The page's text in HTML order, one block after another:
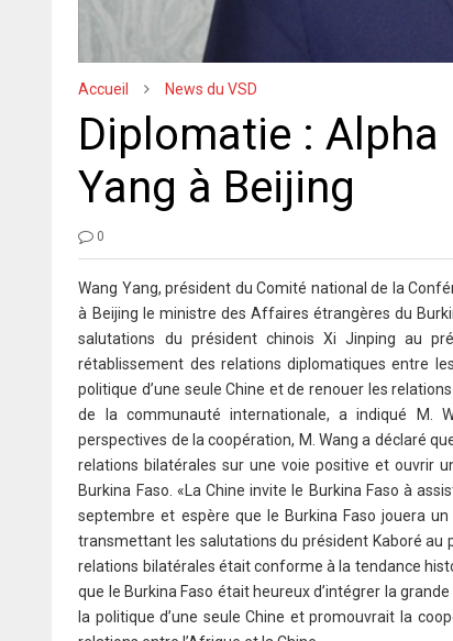
Accueil News du VSD
Diplomatie : Alpha
Yang à Beijing
0
Wang Yang, président du Comité national de la
à Beijing le ministre des Affaires étrangères du
salutations du président chinois Xi Jinping au
rétablissement des relations diplomatiques entre
politique d’une seule Chine et de renouer les
de la communauté internationale, a indiqué M.
perspectives de la coopération, M. Wang a déclaré
relations bilatérales sur une voie positive et ouvrir
Burkina Faso. «La Chine invite le Burkina Faso à
septembre et espère que le Burkina Faso jouera
transmettant les salutations du président Kaboré au
relations bilatérales était conforme à la tendance
que le Burkina Faso était heureux d’intégrer la
la politique d’une seule Chine et promouvrait la